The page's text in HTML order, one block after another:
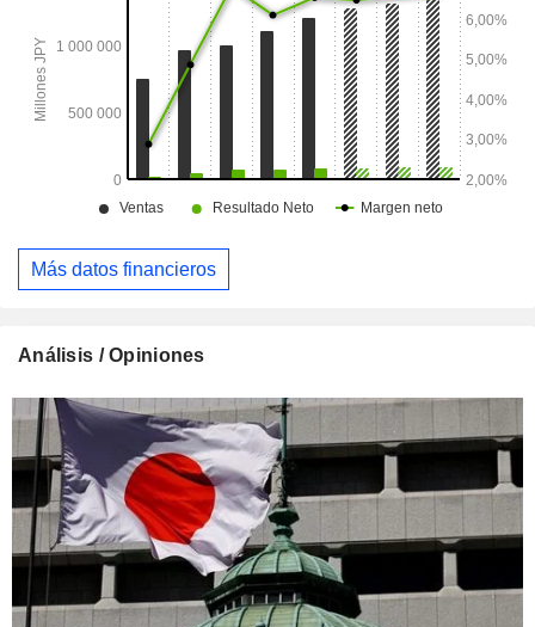
Más datos financieros
Análisis / Opiniones